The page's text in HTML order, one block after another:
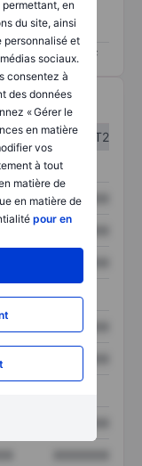
en
du site, ainsi
personnalisé et
sociaux.
consentez à
des données
« Gérer le
en matière
vos
à tout
matière de
en matière de
pour en
anglais)
T1
T2
XXXXXXX
XXXXXXX